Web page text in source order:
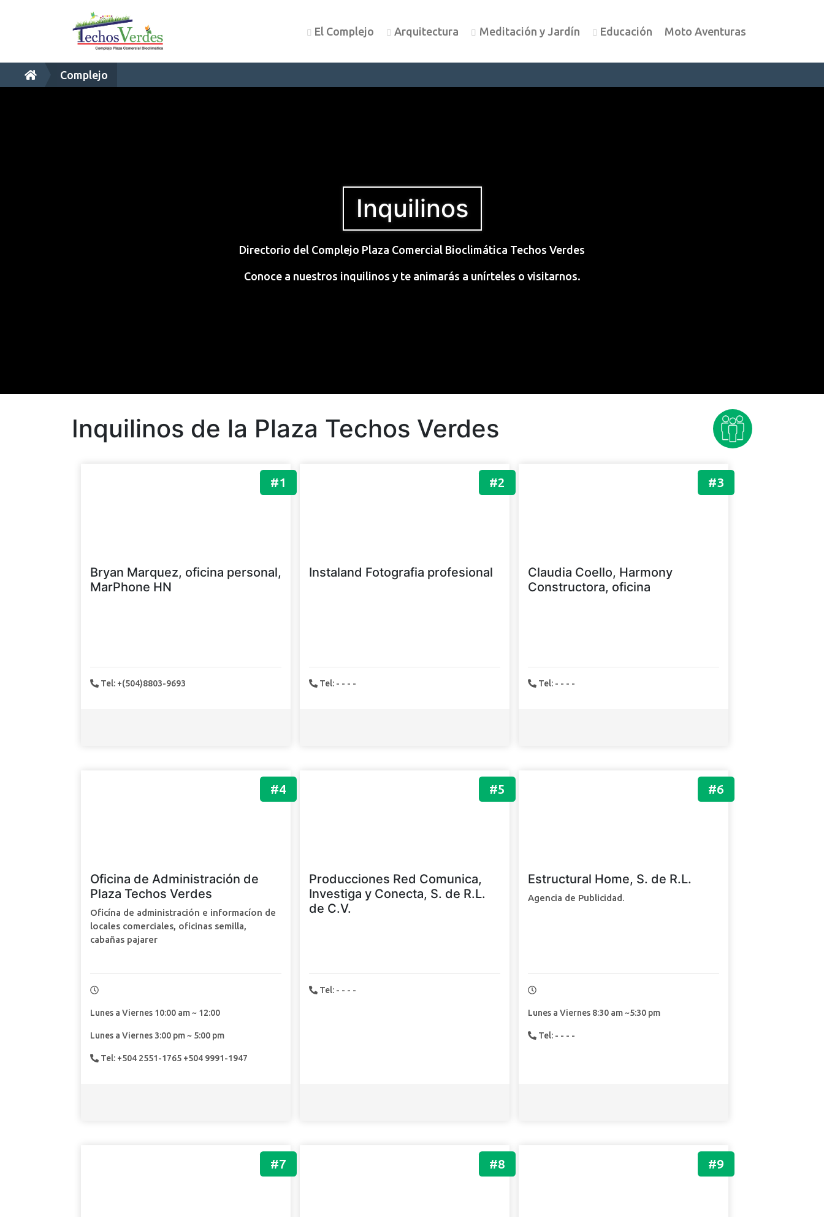
El Complejo Arquitectura Meditación y Jardín Educación Moto Aventuras
Complejo
Inquilinos
Directorio del Complejo Plaza Comercial Bioclimática Techos Verdes
Conoce a nuestros inquilinos y te animarás a unírteles o visitarnos.
Inquilinos de la Plaza Techos Verdes
#1
Bryan Marquez, oficina personal,
MarPhone HN
Tel: +(504)8803-9693
#2
Instaland Fotografia profesional
Tel: - - - -
#3
Claudia Coello, Harmony
Constructora, oficina
Tel: - - - -
#4
Oficina de Administración de
Plaza Techos Verdes
Oficína de administración e informacíon de
locales comerciales, oficinas semilla,
cabañas pajarer
Lunes a Viernes 10:00 am ~ 12:00
Lunes a Viernes 3:00 pm ~ 5:00 pm
Tel: +504 2551-1765 +504 9991-1947
#5
Producciones Red Comunica,
Investiga y Conecta, S. de R.L.
de C.V.
Tel: - - - -
#6
Estructural Home, S. de R.L.
Agencia de Publicidad.
Lunes a Viernes 8:30 am ~5:30 pm
Tel: - - - -
#7 #8 #9